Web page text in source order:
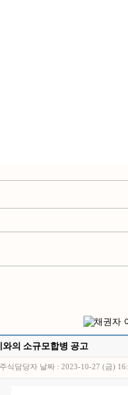
와의 소규모합병 공고
주식담당자 날짜 :2023-10-27 (금)